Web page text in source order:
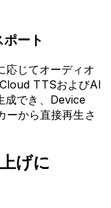
ート
応じてオーディオ
TTSおよびAI
成でき、Device
ーから直接再生さ
げに